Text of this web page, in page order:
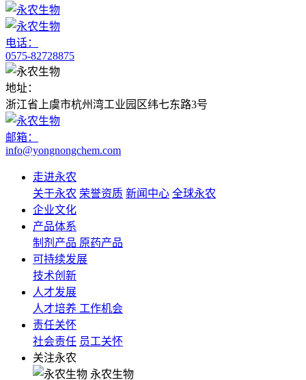
电话：
0575-82728875
地址：
浙江省上虞市杭州湾工业园区纬七东路3号
邮箱：
info@yongnongchem.com
走进永农
关于永农 荣誉资质 新闻中心 全球永农
企业文化
产品体系
制剂产品 原药产品
可持续发展
技术创新
人才发展
人才培养 工作机会
责任关怀
社会责任 员工关怀
关注永农
永农生物